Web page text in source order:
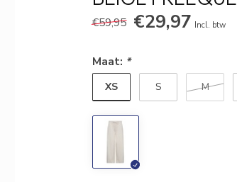
€59,95 €29,97 Incl. btw
Maat: *
XS S M